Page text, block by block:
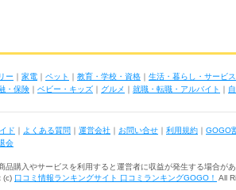
ー ｜ 家電 ｜ ペット ｜ 教育・学校・資格 ｜ 生活・暮らし・サービス
・保険 ｜ ベビー・キッズ ｜ グルメ ｜ 就職・転職・アルバイト ｜
ド ｜ よくある質問 ｜ 運営会社 ｜ お問い合せ ｜ 利用規約 ｜ GOGO
会
購入やサービスを利用すると運営者に収益が発生する場合があ
(c) 口コミ情報ランキングサイト 口コミランキングGOGO！ All